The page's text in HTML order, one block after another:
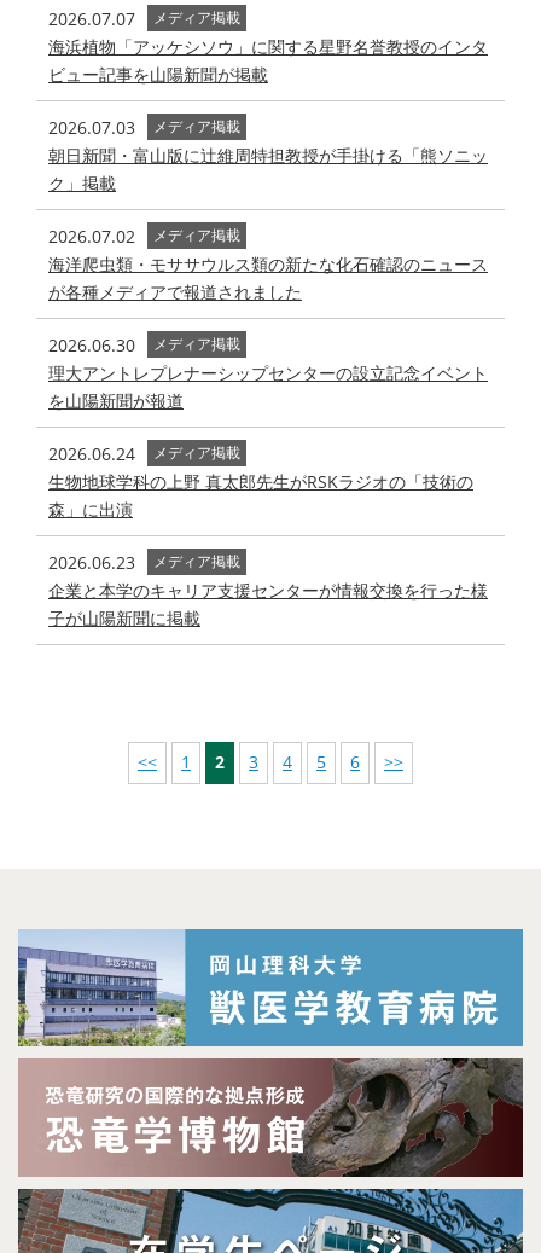
2026.07.07 メディア掲載
海浜植物「アッケシソウ」に関する星野名誉教授のインタ
ビュー記事を山陽新聞が掲載
2026.07.03 メディア掲載
朝日新聞・富山版に辻維周特担教授が手掛ける「熊ソニッ
ク」掲載
2026.07.02 メディア掲載
海洋爬虫類・モササウルス類の新たな化石確認のニュース
が各種メディアで報道されました
2026.06.30 メディア掲載
理大アントレプレナーシップセンターの設立記念イベント
を山陽新聞が報道
2026.06.24 メディア掲載
生物地球学科の上野 真太郎先生がRSKラジオの「技術の
森」に出演
2026.06.23 メディア掲載
企業と本学のキャリア支援センターが情報交換を行った様
子が山陽新聞に掲載
<< 1 2 3 4 5 6 >>